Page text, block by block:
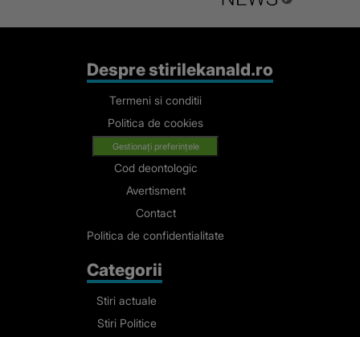
Despre stirilekanald.ro
Termeni si conditii
Politica de cookies
Gestionați preferințele
Cod deontologic
Avertisment
Contact
Politica de confidentialitate
Categorii
Stiri actuale
Stiri Politice